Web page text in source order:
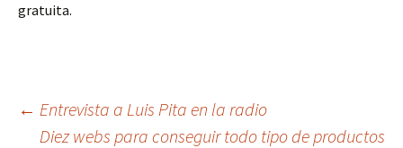
gratuita.
Navegación
← Entrevista a Luis Pita en la radio
Diez webs para conseguir todo tipo de productos